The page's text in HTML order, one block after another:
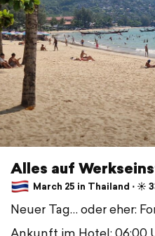
Alles auf
March 25 in Thailand ⋅ ☀️
Neuer Tag… oder eher: